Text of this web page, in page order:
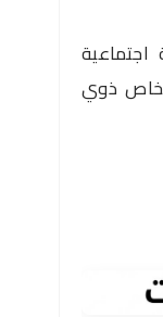
اجتماعية
ذوي